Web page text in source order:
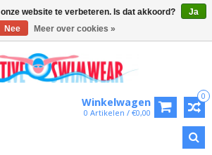
0
Winkelwagen
0 Artikelen / €0,00
website te verbeteren. Is dat akkoord?
Ja
Nee
Meer over cookies »